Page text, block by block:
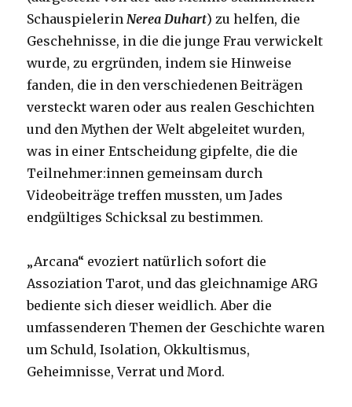
SchauspielerinNerea Duhart) zu helfen, die
Geschehnisse, in die die junge Frau verwickelt
wurde, zu ergründen, indem sie Hinweise
fanden, die in den verschiedenen Beiträgen
versteckt waren oder aus realen Geschichten
und den Mythen der Welt abgeleitet wurden,
was in einer Entscheidung gipfelte, die die
Teilnehmer:innen gemeinsam durch
Videobeiträge treffen mussten, um Jades
endgültiges Schicksal zu bestimmen.
„Arcana“ evoziert natürlich sofort die
Assoziation Tarot, und das gleichnamige ARG
bediente sich dieser weidlich. Aber die
umfassenderen Themen der Geschichte waren
um Schuld, Isolation, Okkultismus,
Geheimnisse, Verrat und Mord.